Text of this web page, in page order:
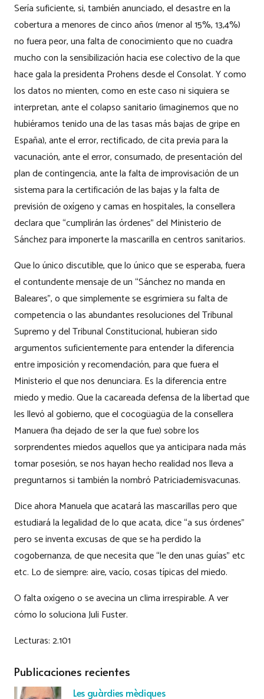
Sería suficiente, si, también anunciado, el desastre en la
cobertura a menores de cinco años (menor al 15%, 13,4%)
no fuera peor, una falta de conocimiento que no cuadra
mucho con la sensibilización hacia ese colectivo de la que
hace gala la presidenta Prohens desde el Consolat. Y como
los datos no mienten, como en este caso ni siquiera se
interpretan, ante el colapso sanitario (imaginemos que no
hubiéramos tenido una de las tasas más bajas de gripe en
España), ante el error, rectificado, de cita previa para la
vacunación, ante el error, consumado, de presentación del
plan de contingencia, ante la falta de improvisación de un
sistema para la certificación de las bajas y la falta de
previsión de oxígeno y camas en hospitales, la consellera
declara que “cumplirán las órdenes” del Ministerio de
Sánchez para imponerte la mascarilla en centros sanitarios.
Que lo único discutible, que lo único que se esperaba, fuera
el contundente mensaje de un “Sánchez no manda en
Baleares”, o que simplemente se esgrimiera su falta de
competencia o las abundantes resoluciones del Tribunal
Supremo y del Tribunal Constitucional, hubieran sido
argumentos suficientemente para entender la diferencia
entre imposición y recomendación, para que fuera el
Ministerio el que nos denunciara. Es la diferencia entre
miedo y medio. Que la cacareada defensa de la libertad que
les llevó al gobierno, que el cocogüagüa de la consellera
Manuera (ha dejado de ser la que fue) sobre los
sorprendentes miedos aquellos que ya anticipara nada más
tomar posesión, se nos hayan hecho realidad nos lleva a
preguntarnos si también la nombró Patriciademisvacunas.
Dice ahora Manuela que acatará las mascarillas pero que
estudiará la legalidad de lo que acata, dice “a sus órdenes”
pero se inventa excusas de que se ha perdido la
cogobernanza, de que necesita que “le den unas guías” etc
etc. Lo de siempre: aire, vacío, cosas típicas del miedo.
O falta oxígeno o se avecina un clima irrespirable. A ver
cómo lo soluciona Juli Fuster.
Lecturas:2.101
Publicaciones recientes
Les guàrdies mèdiques